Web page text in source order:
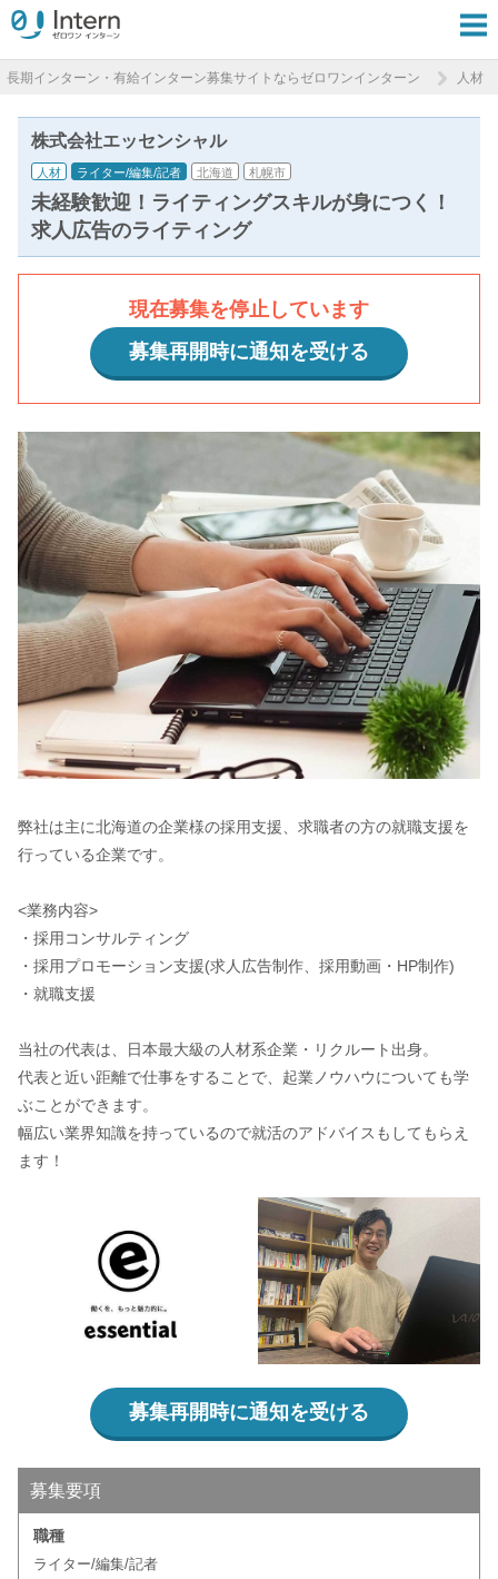
長期インターン・有給インターン募集サイトならゼロワンインターン 人材
株式会社エッセンシャル
人材 ライター/編集/記者 北海道 札幌市
未経験歓迎！ライティングスキルが身につく！
求人広告のライティング
現在募集を停止しています
募集再開時に通知を受ける
弊社は主に北海道の企業様の採用支援、求職者の方の就職支援を
行っている企業です。
<業務内容>
・採用コンサルティング
・採用プロモーション支援(求人広告制作、採用動画・HP制作)
・就職支援
当社の代表は、日本最大級の人材系企業・リクルート出身。
代表と近い距離で仕事をすることで、起業ノウハウについても学
ぶことができます。
幅広い業界知識を持っているので就活のアドバイスもしてもらえ
ます！
募集再開時に通知を受ける
募集要項
職種
ライター/編集/記者